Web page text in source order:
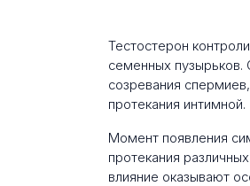
Тестостерон
семенных пузырьков.
созревания
протекания интимной.
Момент появления
протекания
влияние оказывают